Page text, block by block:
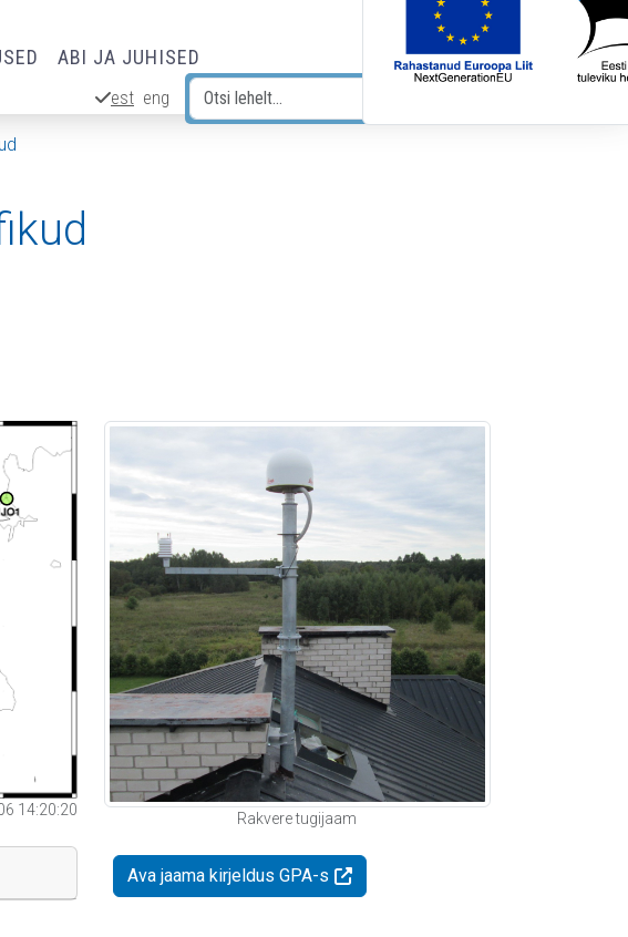
ABI JA JUHISED
est eng
14:20:20
Rakvere tugijaam
Ava jaama kirjeldus GPA-s